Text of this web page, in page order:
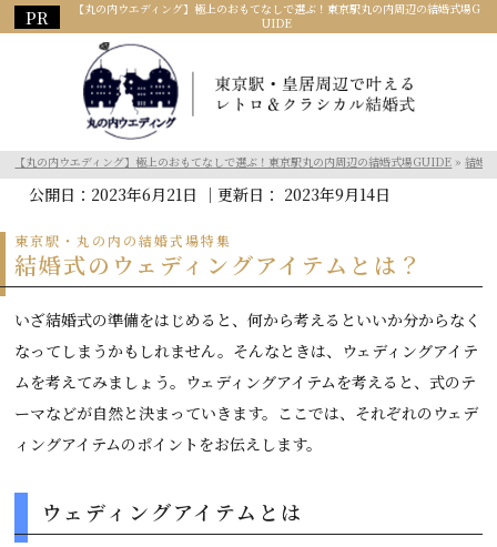
【丸の内ウエディング】極上のおもてなしで選ぶ！東京駅丸の内周辺の結婚式場G
UIDE
【丸の内ウエディング】極上のおもてなしで選ぶ！東京駅丸の内周辺の結婚式場GUIDE »結婚
公開日： 2023年6月21日 ｜更新日： 2023年9月14日
東京駅・丸の内の結婚式場特集
結婚式のウェディングアイテムとは？
いざ結婚式の準備をはじめると、何から考えるといいか分からなく
なってしまうかもしれません。そんなときは、ウェディングアイテ
ムを考えてみましょう。ウェディングアイテムを考えると、式のテ
ーマなどが自然と決まっていきます。ここでは、それぞれのウェデ
ィングアイテムのポイントをお伝えします。
ウェディングアイテムとは